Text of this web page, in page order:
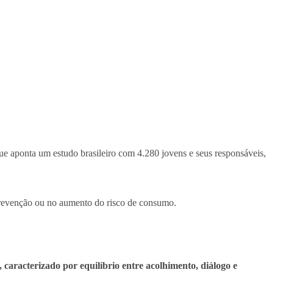
aponta um estudo brasileiro com 4.280 jovens e seus responsáveis,
ou no aumento do risco de consumo.
por equilíbrio entre acolhimento, diálogo e